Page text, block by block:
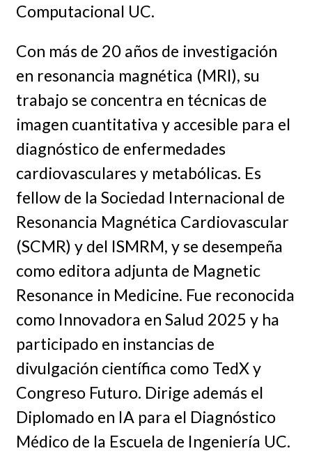
Computacional UC.
Con más de 20 años de investigación
en resonancia magnética (MRI), su
trabajo se concentra en técnicas de
imagen cuantitativa y accesible para el
diagnóstico de enfermedades
cardiovasculares y metabólicas. Es
fellow de la Sociedad Internacional de
Resonancia Magnética Cardiovascular
(SCMR) y del ISMRM, y se desempeña
como editora adjunta de Magnetic
Resonance in Medicine. Fue reconocida
como Innovadora en Salud 2025 y ha
participado en instancias de
divulgación científica como TedX y
Congreso Futuro. Dirige además el
Diplomado en IA para el Diagnóstico
Médico de la Escuela de Ingeniería UC.